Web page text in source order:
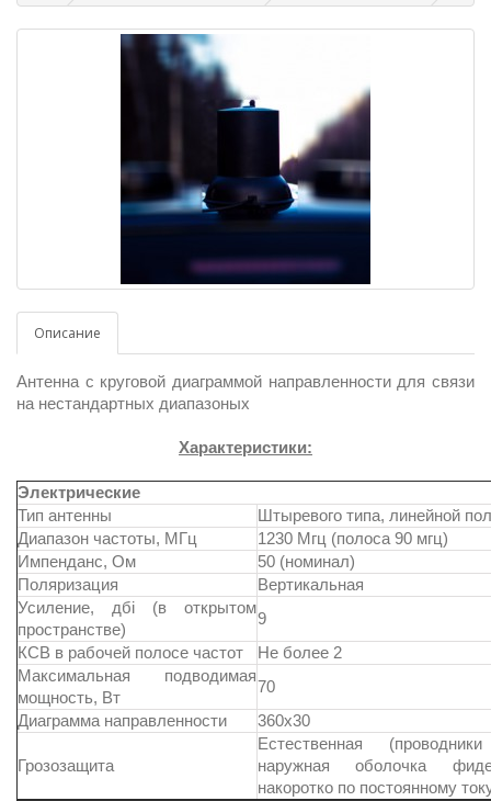
Описание
Антенна с круговой диаграммой направленности для связи
на нестандартных диапазоных
Характеристики:
Электрические
Тип антенны
Штыревого типа, линейной
Диапазон частоты, МГц
1230 Мгц (полоса 90 мгц)
Импенданс, Ом
50 (номинал)
Поляризация
Вертикальная
Усиление, дбi (в открытом
пространстве)
9
КСВ в рабочей полосе частот
Не более 2
Максимальная подводимая
мощность, Вт
70
Диаграмма направленности
360x30
Грозозащита
Естественная
наружная оболочка
накоротко по постоянному